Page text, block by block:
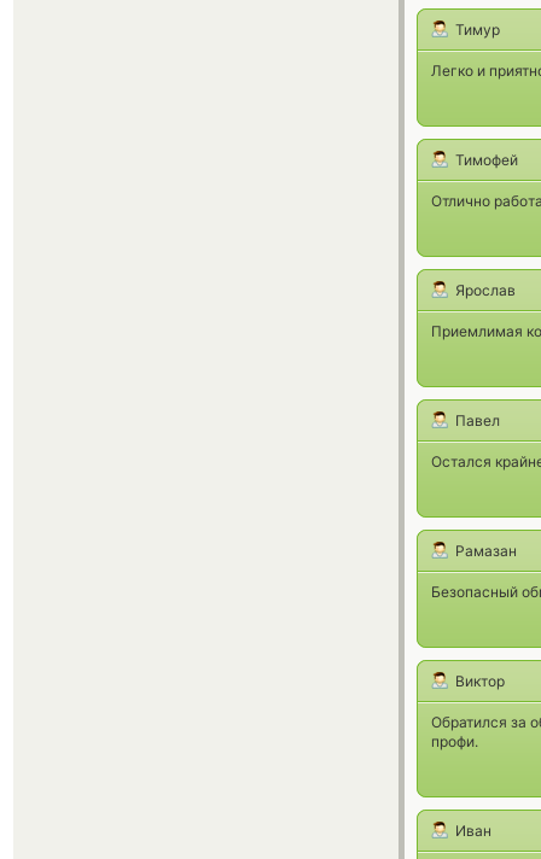
Тимур
Легко и
Тимофей
Отлично
Ярослав
Приемлимая
Павел
Остался
Рамазан
Безопасный
Виктор
Обратился за
профи.
Иван